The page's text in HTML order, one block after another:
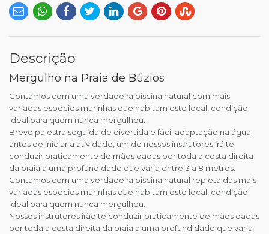
Descrição
Mergulho na Praia de Búzios
Contamos com uma verdadeira piscina natural com mais
variadas espécies marinhas que habitam este local, condição
ideal para quem nunca mergulhou.
Breve palestra seguida de divertida e fácil adaptação na água
antes de iniciar a atividade, um de nossos instrutores irá te
conduzir praticamente de mãos dadas por toda a costa direita
da praia a uma profundidade que varia entre 3 a 8 metros.
Contamos com uma verdadeira piscina natural repleta das mais
variadas espécies marinhas que habitam este local, condição
ideal para quem nunca mergulhou.
Nossos instrutores irão te conduzir praticamente de mãos dadas
por toda a costa direita da praia a uma profundidade que varia